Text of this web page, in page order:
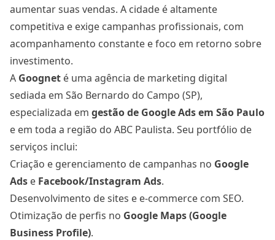
aumentar suas vendas. A cidade é altamente
competitiva e exige campanhas profissionais, com
acompanhamento constante e foco em retorno sobre
investimento.
A Goognet é uma agência de marketing digital
sediada em São Bernardo do Campo (SP),
especializada em gestão de Google Ads em São Paulo
e em toda a região do ABC Paulista. Seu portfólio de
serviços inclui:
Criação e gerenciamento de campanhas no Google
Ads e Facebook/Instagram Ads.
Desenvolvimento de sites e e-commerce com SEO.
Otimização de perfis no Google Maps (Google
Business Profile).